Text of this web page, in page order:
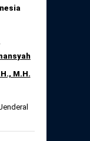
M.H.